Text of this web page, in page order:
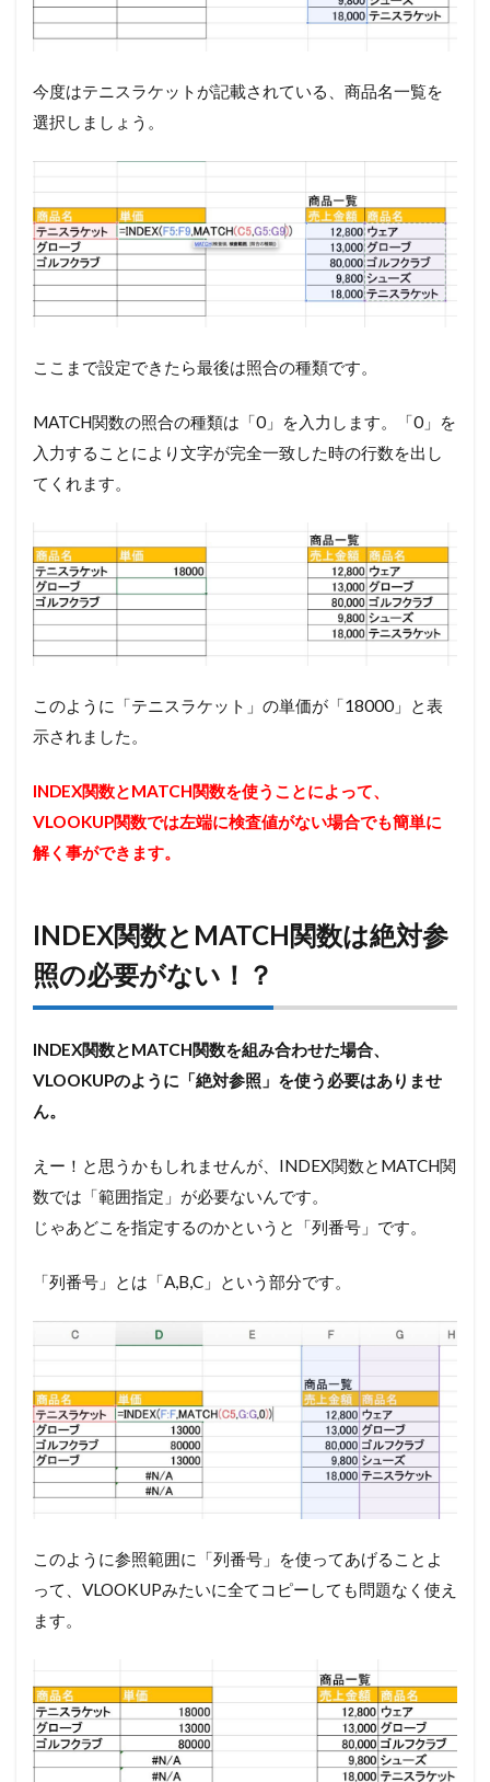
今度はテニスラケットが記載されている、商品名一覧を
選択しましょう。
ここまで設定できたら最後は照合の種類です。
MATCH関数の照合の種類は「0」を入力します。「0」を
入力することにより文字が完全一致した時の行数を出し
てくれます。
このように「テニスラケット」の単価が「18000」と表
示されました。
INDEX関数とMATCH関数を使うことによって、
VLOOKUP関数では左端に検査値がない場合でも簡単に
解く事ができます。
INDEX関数とMATCH関数は絶対参
照の必要がない！？
INDEX関数とMATCH関数を組み合わせた場合、
VLOOKUPのように「絶対参照」を使う必要はありませ
ん。
えー！と思うかもしれませんが、INDEX関数とMATCH関
数では「範囲指定」が必要ないんです。
じゃあどこを指定するのかというと「列番号」です。
「列番号」とは「A,B,C」という部分です。
このように参照範囲に「列番号」を使ってあげることよ
って、VLOOKUPみたいに全てコピーしても問題なく使え
ます。